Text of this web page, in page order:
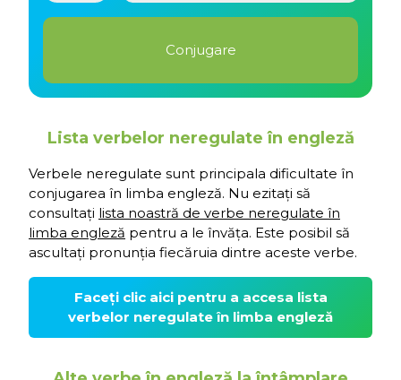
Lista verbelor neregulate în engleză
Verbele neregulate sunt principala dificultate în
conjugarea în limba engleză. Nu ezitați să
consultați lista noastră de verbe neregulate în
limba engleză pentru a le învăța. Este posibil să
ascultați pronunția fiecăruia dintre aceste verbe.
Faceți clic aici pentru a accesa lista
verbelor neregulate în limba engleză